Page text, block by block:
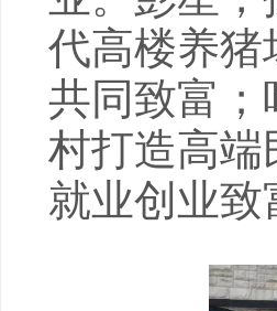
代高楼养猪
共同致富；
村打造高端
就业创业致